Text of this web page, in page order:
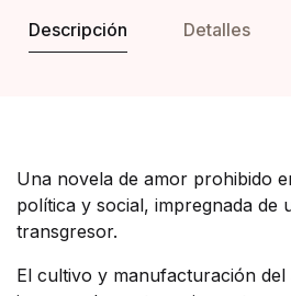
Descripción Detalles
Una novela de amor prohibido
política y social, impregnada de
transgresor.
El cultivo y manufacturación